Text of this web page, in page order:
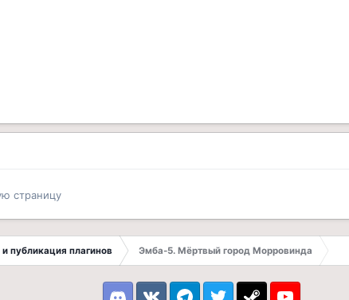
страницу
и публикация плагинов Эмба-5. Мёртвый город Морровинда